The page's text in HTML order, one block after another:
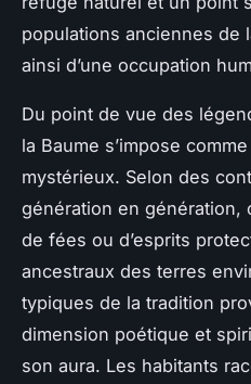
populations anciennes de
ainsi d’une occupation
Du point de vue des
la Baume s’impose
mystérieux. Selon des
génération en génération,
de fées ou d’esprits
ancestraux des terres
typiques de la tradition
dimension poétique et
son aura. Les habitants